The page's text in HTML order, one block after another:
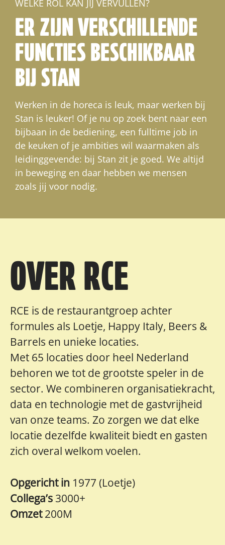
WELKE ROL KAN JIJ VERVULLEN?
ER ZIJN VERSCHILLENDE
FUNCTIES BESCHIKBAAR
BIJ STAN
Werken in de horeca is leuk, maar werken bij
Stan is leuker! Of je nu op zoek bent naar een
bijbaan in de bediening, een fulltime job in
de keuken of je ambities wil waarmaken als
leidinggevende: bij Stan zit je goed. We altijd
in beweging en daar hebben we mensen
zoals jij voor nodig.
OVER RCE
RCE is de restaurantgroep achter
formules als Loetje, Happy Italy, Beers &
Barrels en unieke locaties.
Met 65 locaties door heel Nederland
behoren we tot de grootste speler in de
sector. We combineren organisatiekracht,
data en technologie met de gastvrijheid
van onze teams. Zo zorgen we dat elke
locatie dezelfde kwaliteit biedt en gasten
zich overal welkom voelen.
Opgericht in 1977 (Loetje)
Collega’s 3000+
Omzet200M